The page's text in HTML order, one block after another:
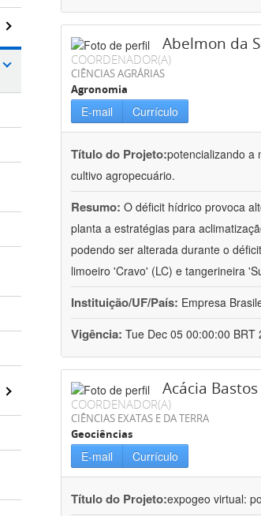
Abelmon da
COORDENADOR(A)
CIÊNCIAS AGRÁRIAS
Agronomia
E-mail Currículo
Título do Projeto:potencializando a
cultivo agropecuário.
Resumo: O déficit hídrico provoca
planta a estratégias para
podendo ser alterada durante o
limoeiro 'Cravo' (LC) e tangerineira
Instituição/UF/País: Empresa
Vigência: Tue Dec 05 00:00:00
Acácia
COORDENADOR(A)
CIÊNCIAS EXATAS E DA TERRA
Geociências
E-mail Currículo
Título do Projeto:expogeo virtual: